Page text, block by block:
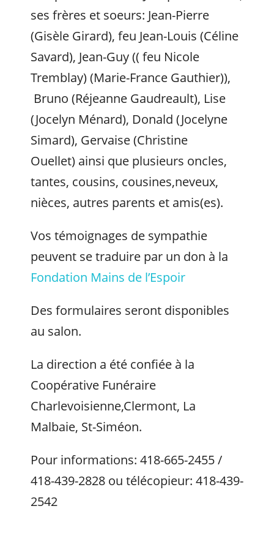
ses frères et soeurs: Jean-Pierre
(Gisèle Girard), feu Jean-Louis (Céline
Savard), Jean-Guy (( feu Nicole
Tremblay) (Marie-France Gauthier)),
Bruno (Réjeanne Gaudreault), Lise
(Jocelyn Ménard), Donald (Jocelyne
Simard), Gervaise (Christine
Ouellet) ainsi que plusieurs oncles,
tantes, cousins, cousines,neveux,
nièces, autres parents et amis(es).
Vos témoignages de sympathie
peuvent se traduire par un don à la
Fondation Mains de l’Espoir
Des formulaires seront disponibles
au salon.
La direction a été confiée à la
Coopérative Funéraire
Charlevoisienne,Clermont, La
Malbaie, St-Siméon.
Pour informations: 418-665-2455 /
418-439-2828 ou télécopieur: 418-439-
2542